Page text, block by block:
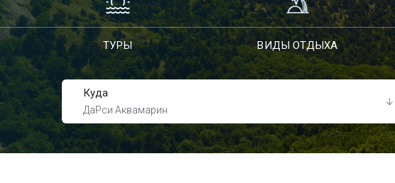
ТУРЫ ВИДЫ ОТДЫХА
Куда
ДаРси Аквамарин